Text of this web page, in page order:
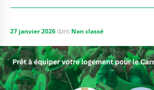
27 janvier 2026dans Non classé